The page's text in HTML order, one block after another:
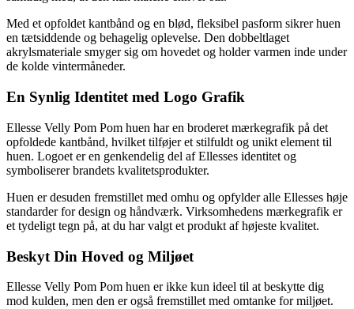
Med et opfoldet kantbånd og en blød, fleksibel pasform sikrer huen
en tætsiddende og behagelig oplevelse. Den dobbeltlaget
akrylsmateriale smyger sig om hovedet og holder varmen inde under
de kolde vintermåneder.
En Synlig Identitet med Logo Grafik
Ellesse Velly Pom Pom huen har en broderet mærkegrafik på det
opfoldede kantbånd, hvilket tilføjer et stilfuldt og unikt element til
huen. Logoet er en genkendelig del af Ellesses identitet og
symboliserer brandets kvalitetsprodukter.
Huen er desuden fremstillet med omhu og opfylder alle Ellesses høje
standarder for design og håndværk. Virksomhedens mærkegrafik er
et tydeligt tegn på, at du har valgt et produkt af højeste kvalitet.
Beskyt Din Hoved og Miljøet
Ellesse Velly Pom Pom huen er ikke kun ideel til at beskytte dig
mod kulden, men den er også fremstillet med omtanke for miljøet.